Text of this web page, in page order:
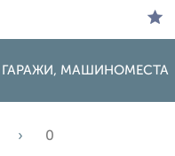
ГАРАЖИ, МАШИНОМЕСТА
0